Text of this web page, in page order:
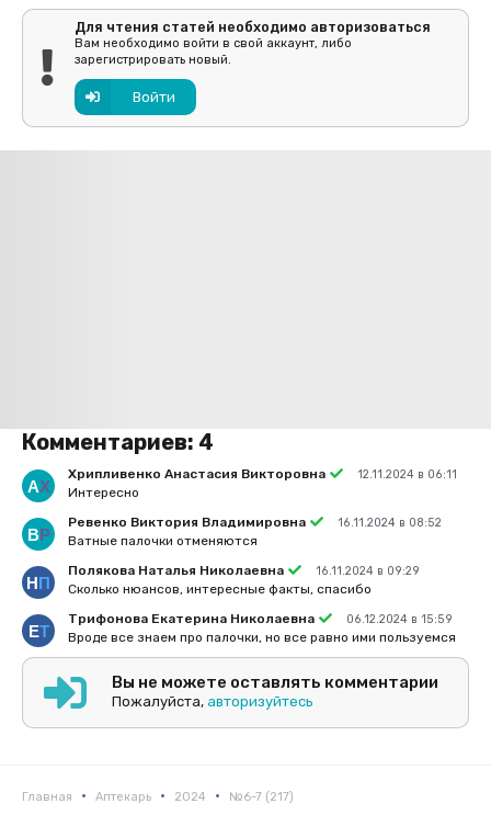
Для чтения статей необходимо авторизоваться
Вам необходимо войти в свой аккаунт, либо
зарегистрировать новый.
Войти
Комментариев: 4
Хрипливенко Анастасия Викторовна 12.11.2024 в 06:11
Интересно
Ревенко Виктория Владимировна
16.11.2024 в 08:52
Ватные палочки отменяются
Полякова Наталья Николаевна
16.11.2024 в 09:29
Сколько нюансов, интересные факты, спасибо
Трифонова Екатерина Николаевна
06.12.2024 в 15:59
Вроде все знаем про палочки, но все равно ими пользуемся
Вы не можете оставлять комментарии
Пожалуйста, авторизуйтесь
Главная • Аптекарь • 2024 • №6-7 (217)